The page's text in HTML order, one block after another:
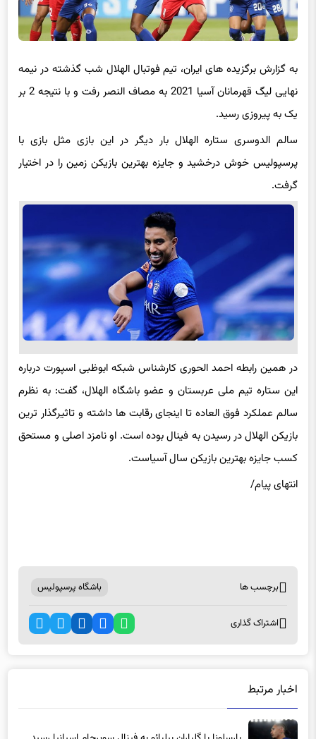
به گزارش برگزیده های ایران، تیم فوتبال الهلال شب گذشته در نیمه
نهایی لیگ قهرمانان آسیا 2021 به مصاف النصر رفت و با نتیجه 2 بر
یک به پیروزی رسید.
سالم الدوسری ستاره الهلال بار دیگر در این بازی مثل بازی با
پرسپولیس خوش درخشید و جایزه بهترین بازیکن زمین را در اختیار
گرفت.
در همین رابطه احمد الحوری کارشناس شبکه ابوظبی اسپورت درباره
این ستاره تیم ملی عربستان و عضو باشگاه الهلال، گفت: به نظرم
سالم عملکرد فوق العاده تا اینجای رقابت ها داشته و تاثیرگذار ترین
بازیکن الهلال در رسیدن به فینال بوده است. او نامزد اصلی و مستحق
کسب جایزه بهترین بازیکن سال آسیاست.
انتهای پیام/
برچسب ها باشگاه پرسپولیس
اشتراک گذاری
اخبار مرتبط